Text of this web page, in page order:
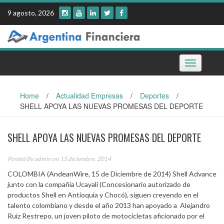
Skip
content
9 agosto, 2026
Toggle
navigation
Home / Actualidad Empresas / Deportes
/
SHELL APOYA LAS NUEVAS PROMESAS DEL DEPORTE
SHELL APOYA LAS NUEVAS PROMESAS DEL DEPORTE
Posted Byadmin on 15 diciembre, 2014
COLOMBIA (AndeanWire, 15 de Diciembre de 2014) Shell Advance
junto con la compañía Ucayali (Concesionario autorizado de
productos Shell en Antioquia y Chocó), siguen creyendo en el
talento colombiano y desde el año 2013 han apoyado a Alejandro
Ruiz Restrepo, un joven piloto de motocicletas aficionado por el